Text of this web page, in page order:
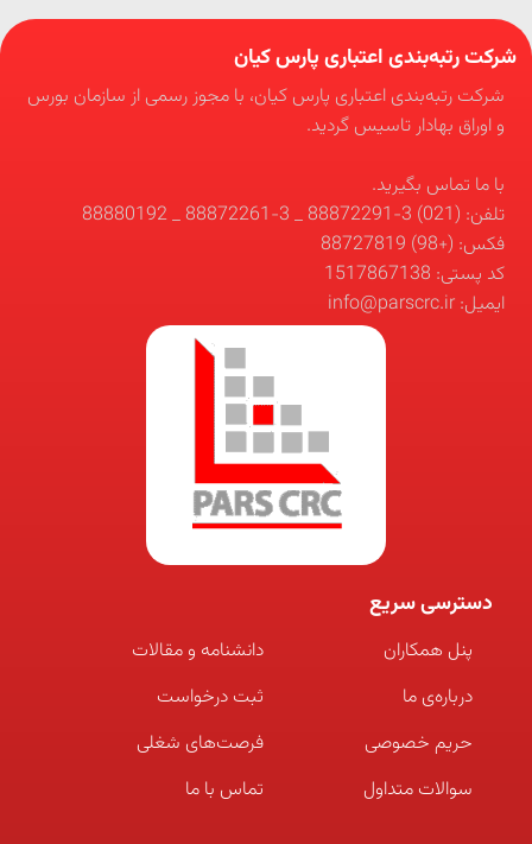
شرکت رتبه‌بندی اعتباری پارس کیان
شرکت رتبه‌بندی اعتباری پارس کیان، با مجوز رسمی از سازمان بورس
و اوراق بهادار تاسیس گردید.
با ما تماس بگیرید.
تلفن: (021) 3-88872291 _ 3-88872261 _ 88880192
فکس: (+98) 88727819
کد پستی: 1517867138
ایمیل: info@parscrc.ir
دسترسی سریع
پنل همکاران
درباره‌ی ما
حریم خصوصی
سوالات متداول
دانشنامه و مقالات
ثبت درخواست
فرصت‌های شغلی
تماس با ما